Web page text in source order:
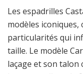
Les espadrilles
modèles
particularités qui
taille. Le modèle
laçage et son talon